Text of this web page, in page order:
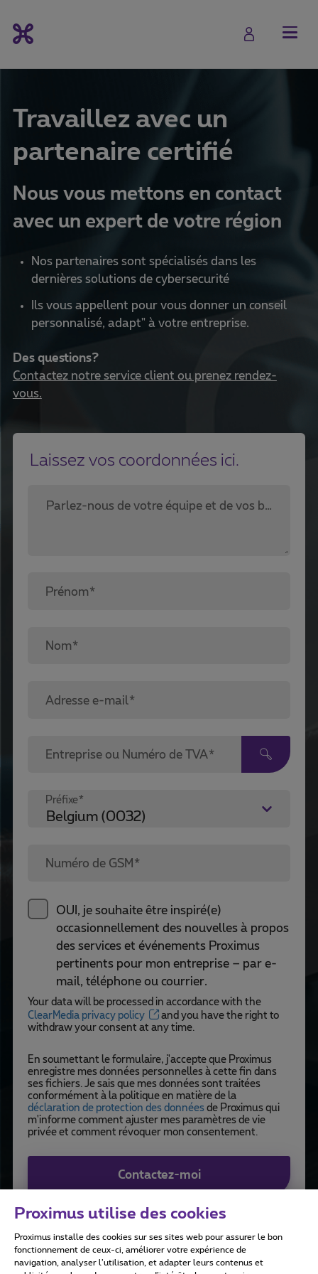
Travaillez avec un
partenaire certifié
Nous vous mettons en contact
avec un expert de votre région
Nos partenaires sont spécialisés dans les
dernières solutions de cybersecurité
Ils vous appellent pour vous donner un conseil
personnalisé, adapt" à votre entreprise.
Des questions?
Contactez notre service client ou prenez rendez-
vous.
Laissez vos coordonnées ici.
Parlez-nous de votre équipe et de vos besoins en cybersécurité.*
Prénom*
Nom*
Adresse e-mail*
Entreprise ou Numéro de TVA*
Préfixe*
Numéro de GSM*
OUI, je souhaite être inspiré(e)
occasionnellement des nouvelles à propos
des services et événements Proximus
pertinents pour mon entreprise – par e-
mail, téléphone ou courrier.
Your data will be processed in accordance with the
ClearMedia privacy policy
and you have the right to
withdraw your consent at any time.
En soumettant le formulaire, j'accepte que Proximus
enregistre mes données personnelles à cette fin dans
ses fichiers. Je sais que mes données sont traitées
conformément à la politique en matière de la
déclaration de protection des donnéesde Proximus qui
m'informe comment ajuster mes paramètres de vie
privée et comment révoquer mon consentement.
Contactez-moi
Proximus utilise des cookies
Proximus installe des cookies sur ses sites web pour assurer le bon
fonctionnement de ceux-ci, améliorer votre expérience de
navigation, analyser l’utilisation, et adapter leurs contenus et